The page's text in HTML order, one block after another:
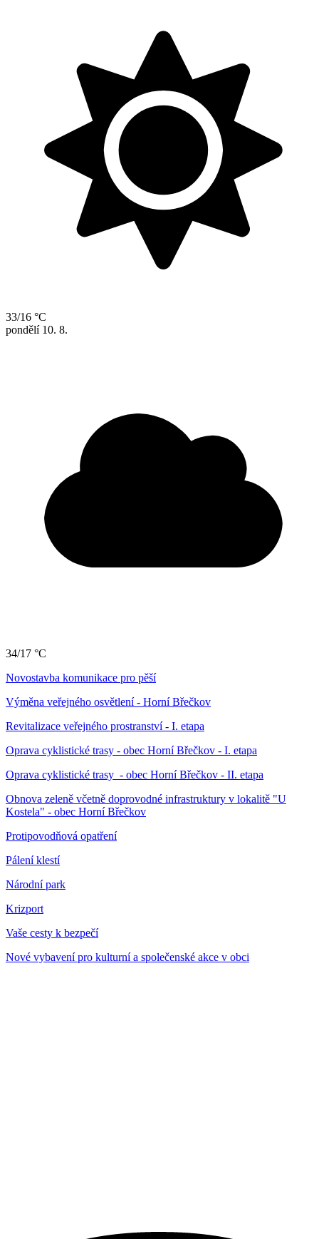
33/16 °C
pondělí 10. 8.
34/17 °C
Novostavba komunikace pro pěší
Výměna veřejného osvětlení - Horní Břečkov
Revitalizace veřejného prostranství - I. etapa
Oprava cyklistické trasy - obec Horní Břečkov - I. etapa
Oprava cyklistické trasy - obec Horní Břečkov - II. etapa
Obnova zeleně včetně doprovodné infrastruktury v lokalitě "U
Kostela" - obec Horní Břečkov
Protipovodňová opatření
Pálení klestí
Národní park
Krizport
Vaše cesty k bezpečí
Nové vybavení pro kulturní a společenské akce v obci